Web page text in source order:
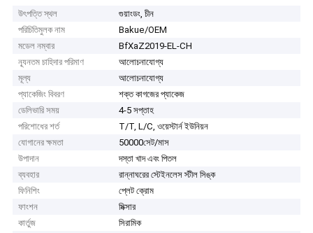
উৎপত্তি স্থল
গুয়াংডং, চীন
পরিচিতিমুলক নাম
Bakue/OEM
মডেল নম্বার
BfXaZ2019-EL-CH
ন্যূনতম চাহিদার পরিমাণ
আলোচনাযোগ্য
মূল্য
আলোচনাযোগ্য
প্যাকেজিং বিবরণ
শক্ত কাগজের প্যাকেজ
ডেলিভারি সময়
4-5 সপ্তাহ
পরিশোধের শর্ত
T/T, L/C, ওয়েস্টার্ন ইউনিয়ন
যোগানের ক্ষমতা
50000সেট/মাস
উপাদান
দস্তা খাদ এবং পিতল
ব্যবহার
রান্নাঘরের স্টেইনলেস স্টীল সিঙ্ক
ফিনিশিং
প্লেট ক্রোম
ফাংশন
মিক্সার
কার্তুজ
সিরামিক